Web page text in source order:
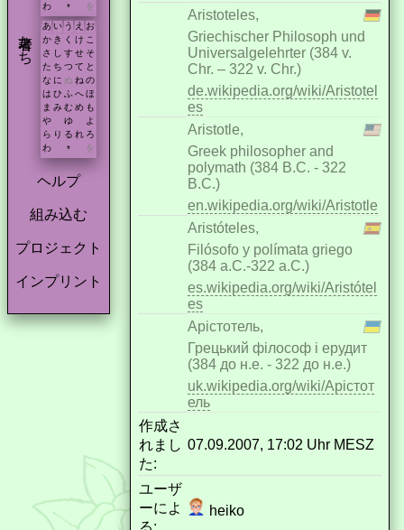
わ
* を
著者たち あ い う え お
か き く け こ
さ
し す せ そ
た ち つ て と
な に ぬ ね の
は ひ ふ へ ほ
ま み む め も
や
ゆ
よ
ら り る れ ろ
わ
* を
ヘルプ
組み込む
プロジェクト
インプリント
Aristoteles,
Griechischer Philosoph und
Universalgelehrter (384 v.
Chr. – 322 v. Chr.)
de.wikipedia.org/wiki/Aristotel
es
Aristotle,
Greek philosopher and
polymath (384 B.C. - 322
B.C.)
en.wikipedia.org/wiki/Aristotle
Aristóteles,
Filósofo y polímata griego
(384 a.C.-322 a.C.)
es.wikipedia.org/wiki/Aristótel
es
Арістотель,
Грецький філософ і ерудит
(384 до н.е. - 322 до н.е.)
uk.wikipedia.org/wiki/Арістот
ель
作成さ
れまし
た:
07.09.2007, 17:02 Uhr MESZ
ユーザ
ーによ
heiko